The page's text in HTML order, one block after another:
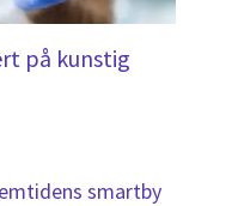
på kunstig
smartby